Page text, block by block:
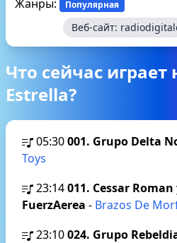
Жанры: Популярная
Веб-сайт:
Что сейчас
Estrella?
05:30001. Grupo Delta
Toys
23:14011. Cessar
FuerzAerea - Brazos De
23:10024. Grupo